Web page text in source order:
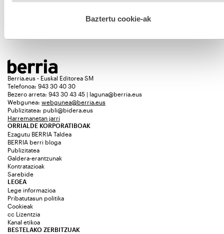
esplizitua ematen diguzu.Gehiago irakurri
Baztertu cookie-ak
Gehiago ikusi
Berria.eus - Euskal Editorea SM
Telefonoa: 943 30 40 30
Bezero arreta: 943 30 43 45 | laguna@berria.eus
Webgunea: webgunea@berria.eus
Publizitatea: publi@bidera.eus
Harremanetan jarri
ORRIALDE KORPORATIBOAK
Ezagutu BERRIA Taldea
BERRIA berri bloga
Publizitatea
Galdera-erantzunak
Kontratazioak
Sarebide
LEGEA
Lege informazioa
Pribatutasun politika
Cookieak
cc Lizentzia
Kanal etikoa
BESTELAKO ZERBITZUAK